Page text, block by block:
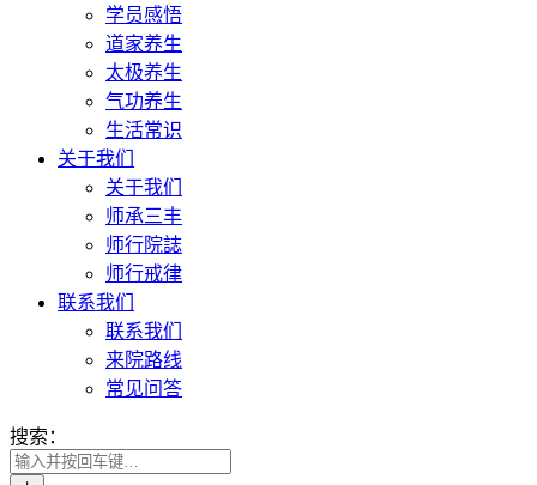
学员感悟
道家养生
太极养生
气功养生
生活常识
关于我们
关于我们
师承三丰
师行院誌
师行戒律
联系我们
联系我们
来院路线
常见问答
搜索：